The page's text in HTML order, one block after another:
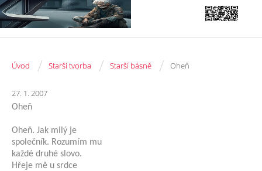
Úvod / Starší tvorba / Starší básně / Oheň
27. 1. 2007
Oheň
Oheň. Jak milý je
společník. Rozumím mu
každé druhé slovo.
Hřeje mě u srdce